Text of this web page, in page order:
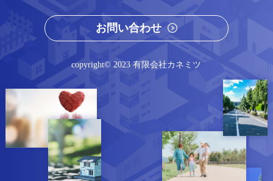
お問い合わせ
copyright© 2023 有限会社カネミツ